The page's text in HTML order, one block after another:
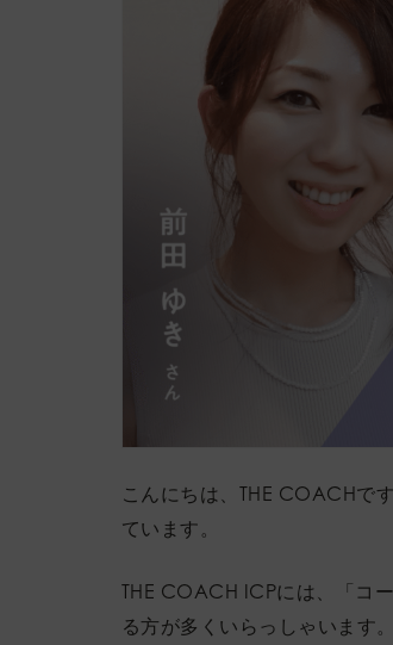
こんにちは、THE COACHで
ています。​​
THE COACH ICPには、「コ
る方が多くいらっしゃいます